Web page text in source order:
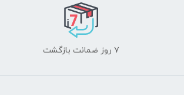
۷ روز ضمانت بازگشت